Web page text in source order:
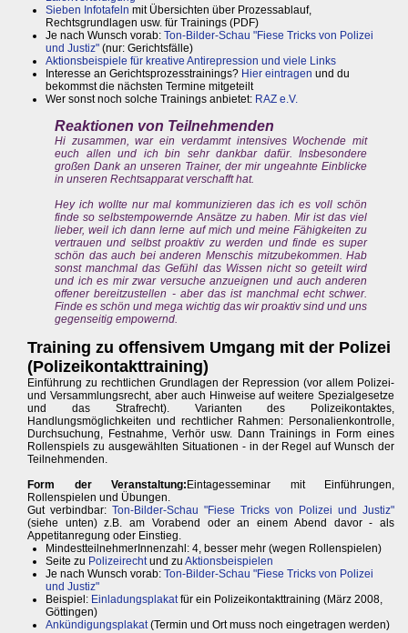
Sieben Infotafeln mit Übersichten über Prozessablauf,
Rechtsgrundlagen usw. für Trainings (PDF)
Je nach Wunsch vorab: Ton-Bilder-Schau "Fiese Tricks von Polizei
und Justiz" (nur: Gerichtsfälle)
Aktionsbeispiele für kreative Antirepression und viele Links
Interesse an Gerichtsprozesstrainings? Hier eintragen und du
bekommst die nächsten Termine mitgeteilt
Wer sonst noch solche Trainings anbietet: RAZ e.V.
Reaktionen von Teilnehmenden
Hi zusammen, war ein verdammt intensives Wochende mit
euch allen und ich bin sehr dankbar dafür. Insbesondere
großen Dank an unseren Trainer, der mir ungeahnte Einblicke
in unseren Rechtsapparat verschafft hat.
Hey ich wollte nur mal kommunizieren das ich es voll schön
finde so selbstempowernde Ansätze zu haben. Mir ist das viel
lieber, weil ich dann lerne auf mich und meine Fähigkeiten zu
vertrauen und selbst proaktiv zu werden und finde es super
schön das auch bei anderen Menschis mitzubekommen. Hab
sonst manchmal das Gefühl das Wissen nicht so geteilt wird
und ich es mir zwar versuche anzueignen und auch anderen
offener bereitzustellen - aber das ist manchmal echt schwer.
Finde es schön und mega wichtig das wir proaktiv sind und uns
gegenseitig empowernd.
Training zu offensivem Umgang mit der Polizei
(Polizeikontakttraining)
Einführung zu rechtlichen Grundlagen der Repression (vor allem Polizei-
und Versammlungsrecht, aber auch Hinweise auf weitere Spezialgesetze
und das Strafrecht). Varianten des Polizeikontaktes,
Handlungsmöglichkeiten und rechtlicher Rahmen: Personalienkontrolle,
Durchsuchung, Festnahme, Verhör usw. Dann Trainings in Form eines
Rollenspiels zu ausgewählten Situationen - in der Regel auf Wunsch der
Teilnehmenden.
Form der Veranstaltung: Eintagesseminar mit Einführungen,
Rollenspielen und Übungen.
Gut verbindbar:Ton-Bilder-Schau "Fiese Tricks von Polizei und Justiz"
(siehe unten) z.B. am Vorabend oder an einem Abend davor - als
Appetitanregung oder Einstieg.
MindestteilnehmerInnenzahl: 4, besser mehr (wegen Rollenspielen)
Seite zu Polizeirechtund zu Aktionsbeispielen
Je nach Wunsch vorab: Ton-Bilder-Schau "Fiese Tricks von Polizei
und Justiz"
Beispiel: Einladungsplakatfür ein Polizeikontakttraining (März 2008,
Göttingen)
Ankündigungsplakat(Termin und Ort muss noch eingetragen werden)